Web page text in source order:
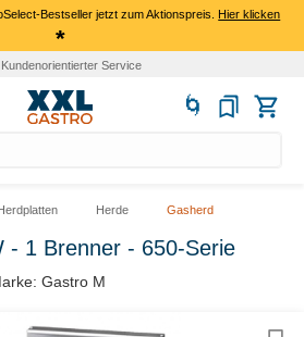
Bestseller jetzt zum Aktionspreis.Hier klicken
*
Kundenorientierter Service
Herde Gasherd
- 1 Brenner - 650-Serie
Gastro M